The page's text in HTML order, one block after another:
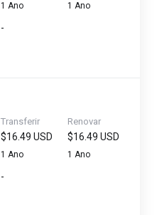
1 Ano 1 Ano
-
Transferir
$16.49 USD
1 Ano
Renovar
$16.49 USD
1 Ano
-